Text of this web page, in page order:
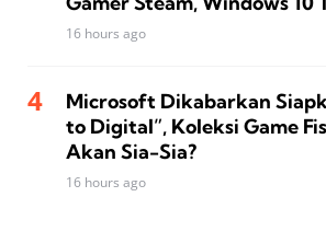
16 hours ago
Microsoft Dikabarkan
to Digital”, Koleksi Game
Akan Sia-Sia?
16 hours ago